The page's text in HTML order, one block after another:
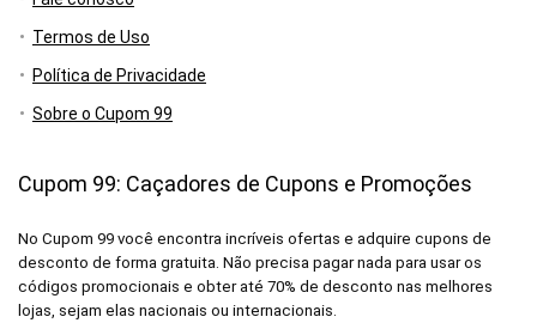
Termos de Uso
Política de Privacidade
Sobre o Cupom 99
Cupom 99: Caçadores de Cupons e Promoções
No Cupom 99 você encontra incríveis ofertas e adquire cupons de
desconto de forma gratuita. Não precisa pagar nada para usar os
códigos promocionais e obter até 70% de desconto nas melhores
lojas, sejam elas nacionais ou internacionais.